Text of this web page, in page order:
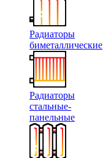
Радиаторы
биметаллические
Радиаторы
стальные-
панельные